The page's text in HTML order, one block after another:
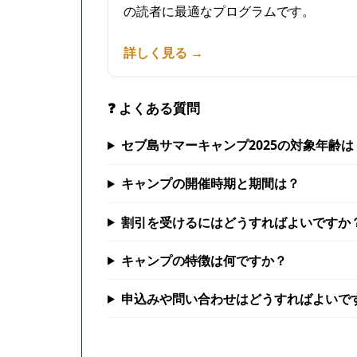
の読者に最適なプログラムです。
詳しく見る →
❓ よくある質問
セブ島サマーキャンプ2025の対象年齢は
キャンプの開催時期と期間は？
割引を受けるにはどうすればよいですか
キャンプの特徴は何ですか？
申込みや問い合わせはどうすればよいで